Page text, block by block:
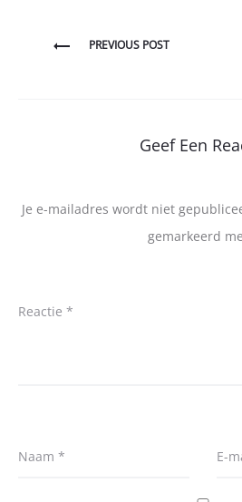
BerichtPREVIOUS POST
Geef Een
Je e-mailadres wordt niet
gemarkeerd
Reactie *
Naam * E-